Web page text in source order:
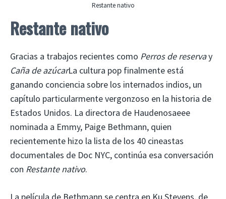
Restante nativo
Restante nativo
Gracias a trabajos recientes como Perros de reservay
Caña de azúcarLa cultura pop finalmente está
ganando conciencia sobre los internados indios, un
capítulo particularmente vergonzoso en la historia de
Estados Unidos. La directora de Haudenosaeee
nominada a Emmy, Paige Bethmann, quien
recientemente hizo la lista de los 40 cineastas
documentales de Doc NYC, continúa esa conversación
con Restante nativo.
La película de Bethmann se centra en Ku Stevens, de